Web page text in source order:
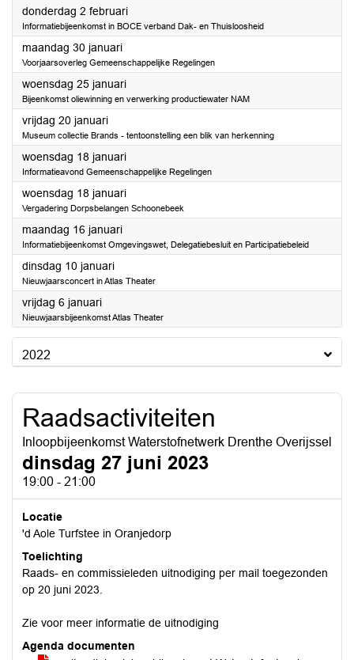
donderdag 2 februari2023
Informatiebijeenkomst in BOCE verband Dak- en Thuisloosheid
maandag 30 januari2023
Voorjaarsoverleg Gemeenschappelijke Regelingen
woensdag 25 januari2023
Bijeenkomst oliewinning en verwerking productiewater NAM
vrijdag 20 januari2023
Museum collectie Brands - tentoonstelling een blik van herkenning
woensdag 18 januari2023
Informatieavond Gemeenschappelijke Regelingen
woensdag 18 januari2023
Vergadering Dorpsbelangen Schoonebeek
maandag 16 januari2023
Informatiebijeenkomst Omgevingswet, Delegatiebesluit en Participatiebeleid
dinsdag 10 januari2023
Nieuwjaarsconcert in Atlas Theater
vrijdag 6 januari2023
Nieuwjaarsbijeenkomst Atlas Theater
2022
Raadsactiviteiten
Inloopbijeenkomst Waterstofnetwerk Drenthe Overijssel
dinsdag 27 juni 2023
19:00 - 21:00
Locatie
'd Aole Turfstee in Oranjedorp
Toelichting
Raads- en commissieleden uitnodiging per mail toegezonden
op 20 juni 2023.
Zie voor meer informatie de uitnodiging
Agenda documenten